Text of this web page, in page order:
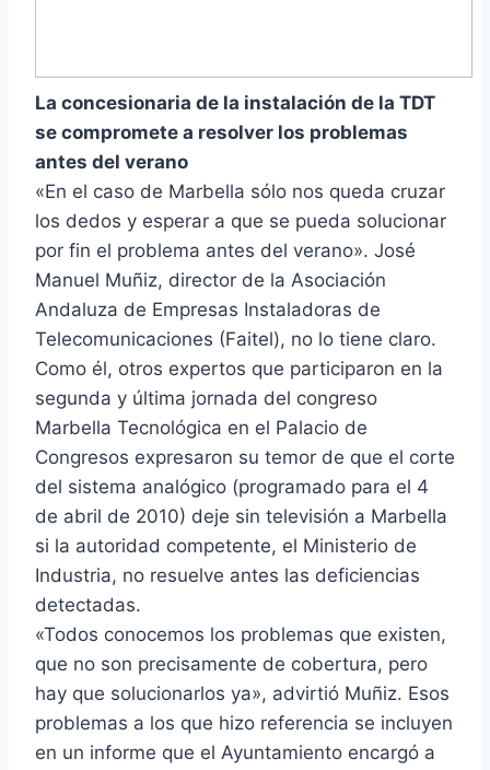
La concesionaria de la instalación de la TDT
se compromete a resolver los problemas
antes del verano
«En el caso de Marbella sólo nos queda cruzar
los dedos y esperar a que se pueda solucionar
por fin el problema antes del verano». José
Manuel Muñiz, director de la Asociación
Andaluza de Empresas Instaladoras de
Telecomunicaciones (Faitel), no lo tiene claro.
Como él, otros expertos que participaron en la
segunda y última jornada del congreso
Marbella Tecnológica en el Palacio de
Congresos expresaron su temor de que el corte
del sistema analógico (programado para el 4
de abril de 2010) deje sin televisión a Marbella
si la autoridad competente, el Ministerio de
Industria, no resuelve antes las deficiencias
detectadas.
«Todos conocemos los problemas que existen,
que no son precisamente de cobertura, pero
hay que solucionarlos ya», advirtió Muñiz. Esos
problemas a los que hizo referencia se incluyen
en un informe que el Ayuntamiento encargó a